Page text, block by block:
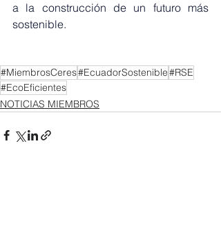
a la construcción de un futuro más
sostenible.
#MiembrosCeres#EcuadorSostenible#RSE
#EcoEficientes
NOTICIAS MIEMBROS